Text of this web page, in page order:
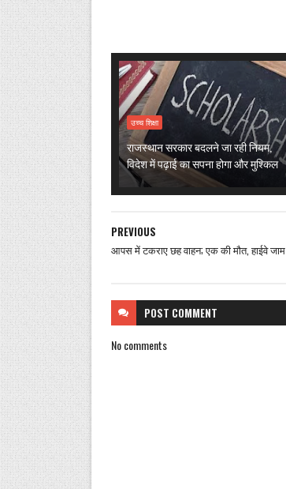
उच्च शिक्षा
राजस्थान सरकार बदलने जा रही नियम,
विदेश में पढ़ाई का सपना होगा और मुश्किल
PREVIOUS
आपस में टकराए छह वाहन; एक की मौत, हाईवे जाम
POST COMMENT
No comments